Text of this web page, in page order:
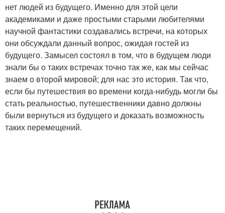
нет людей из будущего. Именно для этой цели
академиками и даже простыми старыми любителями
научной фантастики создавались встречи, на которых
они обсуждали данный вопрос, ожидая гостей из
будущего. Замысел состоял в том, что в будущем люди
знали бы о таких встречах точно так же, как мы сейчас
знаем о второй мировой; для нас это история. Так что,
если бы путешествия во времени когда-нибудь могли бы
стать реальностью, путешественники давно должны
были вернуться из будущего и доказать возможность
таких перемещений.